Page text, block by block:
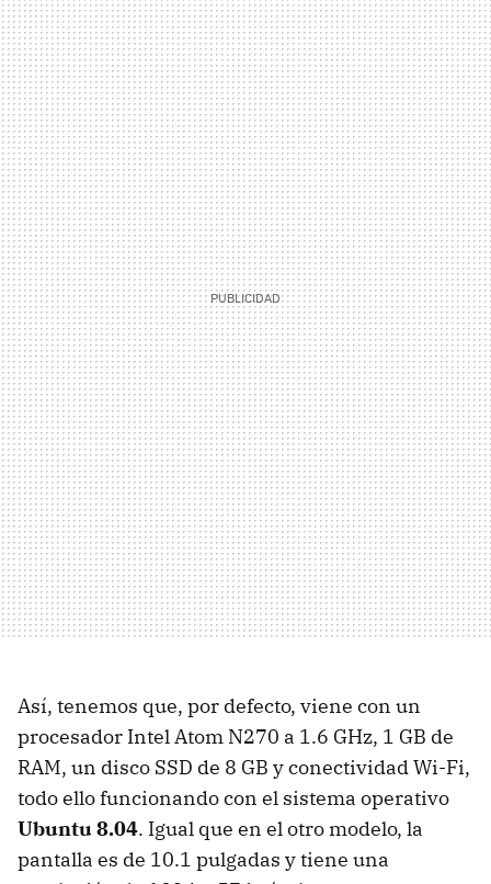
Así, tenemos que, por defecto, viene con un
procesador Intel Atom N270 a 1.6 GHz, 1 GB de
RAM, un disco SSD de 8 GB y conectividad Wi-Fi,
todo ello funcionando con el sistema operativo
Ubuntu 8.04. Igual que en el otro modelo, la
pantalla es de 10.1 pulgadas y tiene una